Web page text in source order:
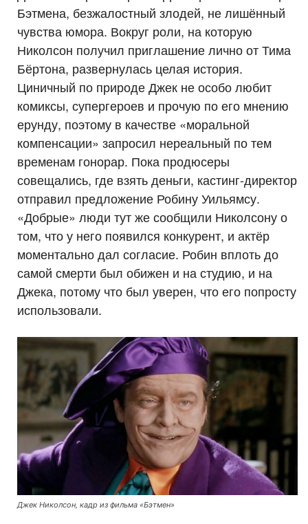
Бэтмена, безжалостный злодей, не лишённый
чувства юмора. Вокруг роли, на которую
Николсон получил приглашение лично от Тима
Бёртона, развернулась целая история.
Циничный по природе Джек не особо любит
комиксы, супергероев и прочую по его мнению
ерунду, поэтому в качестве «моральной
компенсации» запросил нереальный по тем
временам гонорар. Пока продюсеры
совещались, где взять деньги, кастинг-директор
отправил предложение Робину Уильямсу.
«Добрые» люди тут же сообщили Николсону о
том, что у него появился конкурент, и актёр
моментально дал согласие. Робин вплоть до
самой смерти был обижен и на студию, и на
Джека, потому что был уверен, что его попросту
использовали.
Джек Николсон, кадр из фильма «Бэтмен»